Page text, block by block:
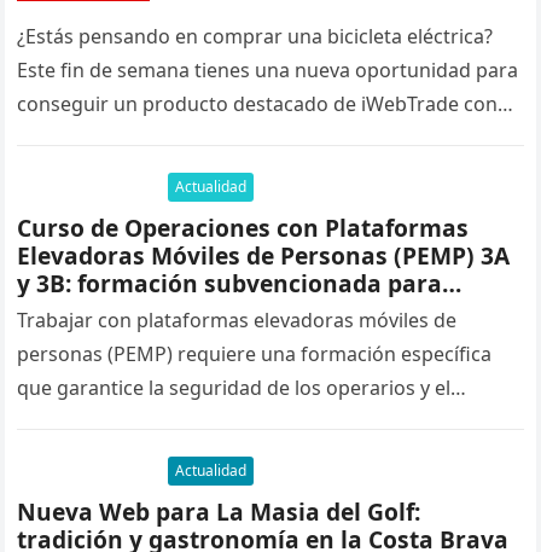
¿Estás pensando en comprar una bicicleta eléctrica?
Este fin de semana tienes una nueva oportunidad para
conseguir un producto destacado de iWebTrade con
Actualidad
Curso de Operaciones con Plataformas
Elevadoras Móviles de Personas (PEMP) 3A
y 3B: formación subvencionada para
trabajadores en activo
Trabajar con plataformas elevadoras móviles de
personas (PEMP) requiere una formación específica
que garantice la seguridad de los operarios y el
Actualidad
Nueva Web para La Masia del Golf:
tradición y gastronomía en la Costa Brava